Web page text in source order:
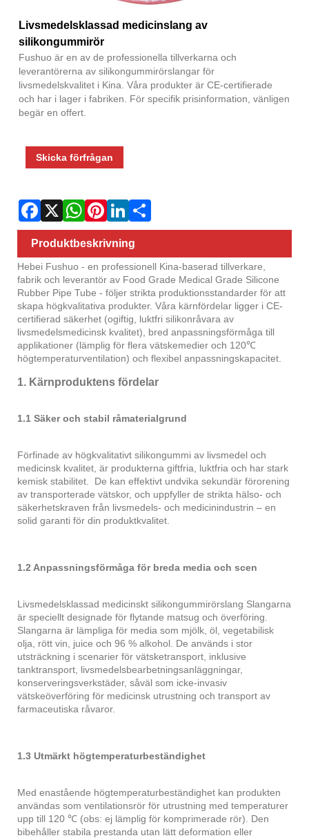
Livsmedelsklassad medicinslang av
silikongummirör
Fushuo är en av de professionella tillverkarna och
leverantörerna av silikongummirörslangar för
livsmedelskvalitet i Kina. Våra produkter är CE-certifierade
och har i lager i fabriken. För specifik prisinformation, vänligen
begär en offert.
Skicka förfrågan
Produktbeskrivning
Hebei Fushuo - en professionell Kina-baserad tillverkare,
fabrik och leverantör av Food Grade Medical Grade Silicone
Rubber Pipe Tube - följer strikta produktionsstandarder för att
skapa högkvalitativa produkter. Våra kärnfördelar ligger i CE-
certifierad säkerhet (ogiftig, luktfri silikonråvara av
livsmedelsmedicinsk kvalitet), bred anpassningsförmåga till
applikationer (lämplig för flera vätskemedier och 120℃
högtemperaturventilation) och flexibel anpassningskapacitet.
1. Kärnproduktens fördelar
1.1 Säker och stabil råmaterialgrund
Förfinade av högkvalitativt silikongummi av livsmedel och
medicinsk kvalitet, är produkterna giftfria, luktfria och har stark
kemisk stabilitet. De kan effektivt undvika sekundär förorening
av transporterade vätskor, och uppfyller de strikta hälso- och
säkerhetskraven från livsmedels- och medicinindustrin – en
solid garanti för din produktkvalitet.
1.2 Anpassningsförmåga för breda media och scen
Livsmedelsklassad medicinskt silikongummirörslang Slangarna
är speciellt designade för flytande matsug och överföring.
Slangarna är lämpliga för media som mjölk, öl, vegetabilisk
olja, rött vin, juice och 96 % alkohol. De används i stor
utsträckning i scenarier för vätsketransport, inklusive
tanktransport, livsmedelsbearbetningsanläggningar,
konserveringsverkstäder, såväl som icke-invasiv
vätskeöverföring för medicinsk utrustning och transport av
farmaceutiska råvaror.
1.3 Utmärkt högtemperaturbeständighet
Med enastående högtemperaturbeständighet kan produkten
användas som ventilationsrör för utrustning med temperaturer
upp till 120 ℃ (obs: ej lämplig för komprimerade rör). Den
bibehåller stabila prestanda utan lätt deformation eller